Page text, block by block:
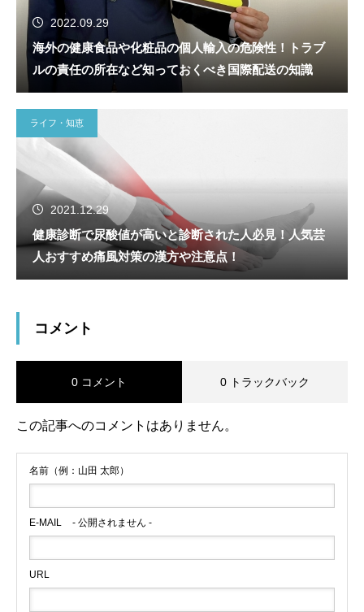
2022.09.29
海外の健康食品や化粧品の個人輸入の危険性！トラブ
ルの責任の所在など知っておくべき国際配送の知識
ライフ・知恵
2021.12.29
健康診断で尿酸値が高いと診断された人必見！人気芸
人おすすめ痛風対策の漢方や注意点！
コメント
0 コメント 0 トラックバック
この記事へのコメントはありません。
名前（例：山田 太郎）
E-MAIL - 公開されません -
URL